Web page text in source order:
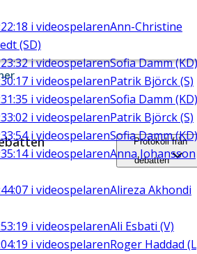
i videospelarenAnn-Christine
(SD)
i videospelarenSofia Damm (KD)
i videospelarenPatrik Björck (S)
i videospelarenSofia Damm (KD)
i videospelarenPatrik Björck (S)
i videospelarenSofia Damm (KD)
i videospelarenAnna Johansson
i videospelarenAlireza Akhondi
i videospelarenAli Esbati (V)
i videospelarenRoger Haddad
Protokoll från
debatten